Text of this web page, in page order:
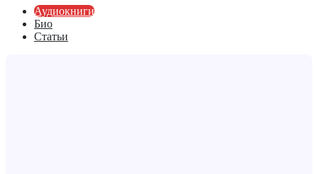
Аудиокниги
Био
Статьи